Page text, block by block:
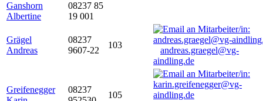
Ganshorn
Albertine
08237 85
19 001
Grägel
Andreas
08237
9607-22
103
andreas.graegel@vg-
aindling.de
Greifenegger
08237
105